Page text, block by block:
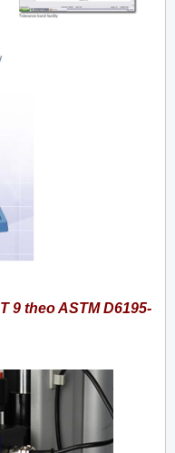
9 theo ASTM D6195-